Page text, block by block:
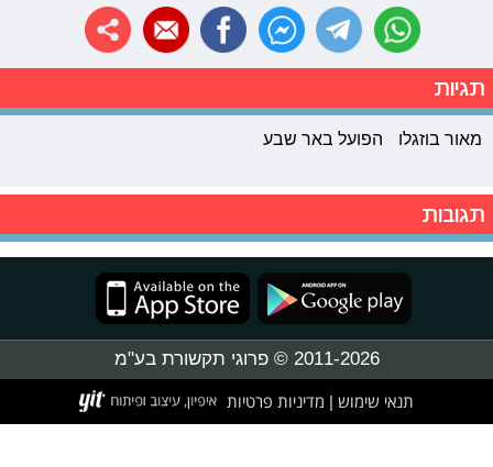
תגיות
מאור בוזגלו הפועל באר שבע
תגובות
2011-2026 © פרוגי תקשורת בע"מ
תנאי שימוש מדיניות פרטיות